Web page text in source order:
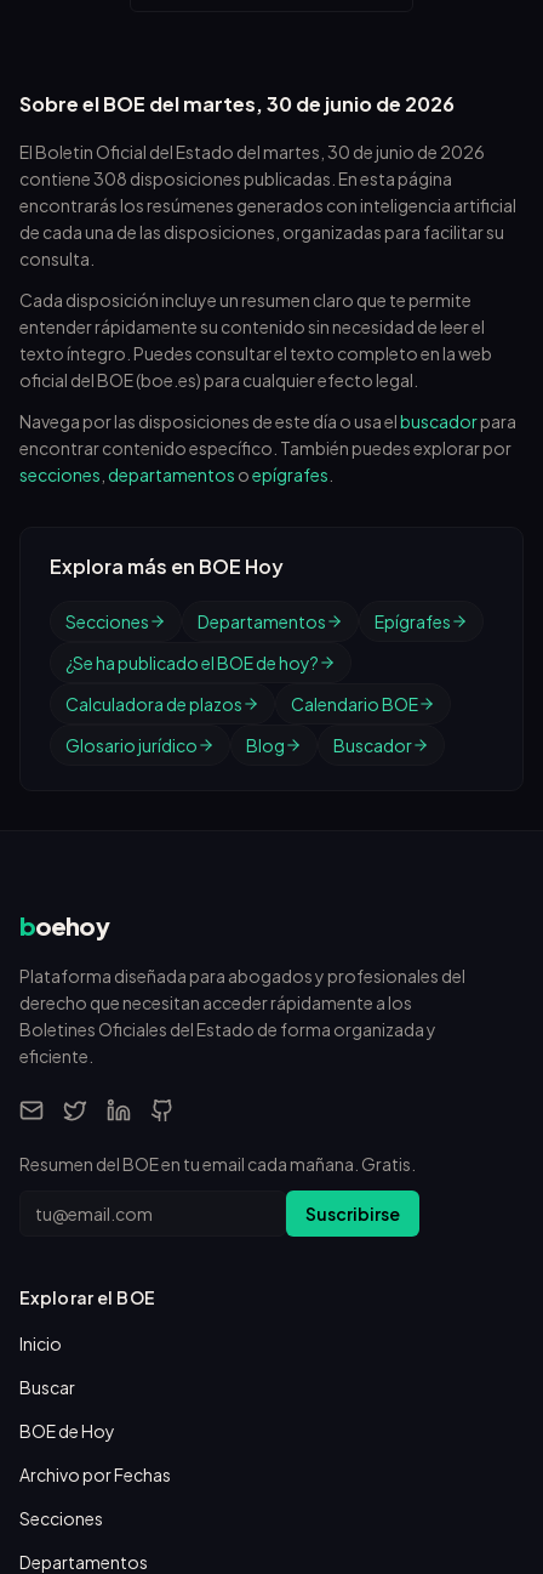
Sobre el BOE delmartes, 30 de junio de 2026
El Boletin Oficial del Estado del martes, 30 de junio de 2026
contiene308 disposiciones publicadas. En esta página
encontrarás los resúmenes generados con inteligencia artificial
de cada una de las disposiciones, organizadas para facilitar su
consulta.
Cada disposición incluye un resumen claro que te permite
entender rápidamente su contenido sin necesidad de leer el
texto íntegro. Puedes consultar el texto completo en la web
oficial del BOE (boe.es) para cualquier efecto legal.
Navega por las disposiciones de este día o usa elbuscadorpara
encontrar contenido específico. También puedes explorar por
secciones departamentos oepígrafes
Explora más en BOE Hoy
Secciones Departamentos
Epígrafes
¿Se ha publicado el BOE de hoy?
Calculadora de plazos
Calendario BOE
Glosario jurídico
Blog Buscador
boehoy
Plataforma diseñada para abogados y profesionales del
derecho que necesitan acceder rápidamente a los
Boletines Oficiales del Estado de forma organizada y
eficiente.
Resumen del BOE en tu email cada mañana. Gratis.
Email Suscribirse
Explorar el BOE
Inicio
Buscar
BOE de Hoy
Archivo por Fechas
Secciones
Departamentos